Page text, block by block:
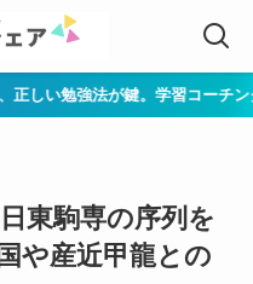
。学習コーチングを無料体験▶
東駒専の序列を
や産近甲龍との